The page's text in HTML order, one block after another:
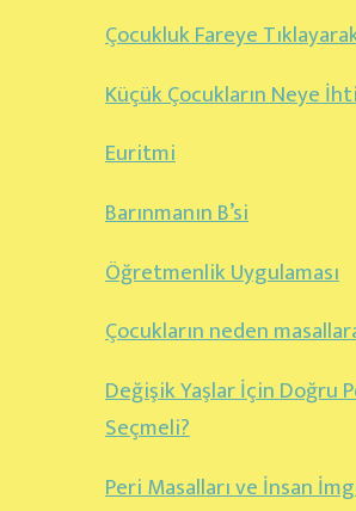
Çocukluk Fareye
Küçük Çocukların Neye
Euritmi
Barınmanın B’si
Öğretmenlik Uygulaması
Çocukların neden
Değişik Yaşlar İçin Doğru
Seçmeli?
Peri Masalları ve İnsan